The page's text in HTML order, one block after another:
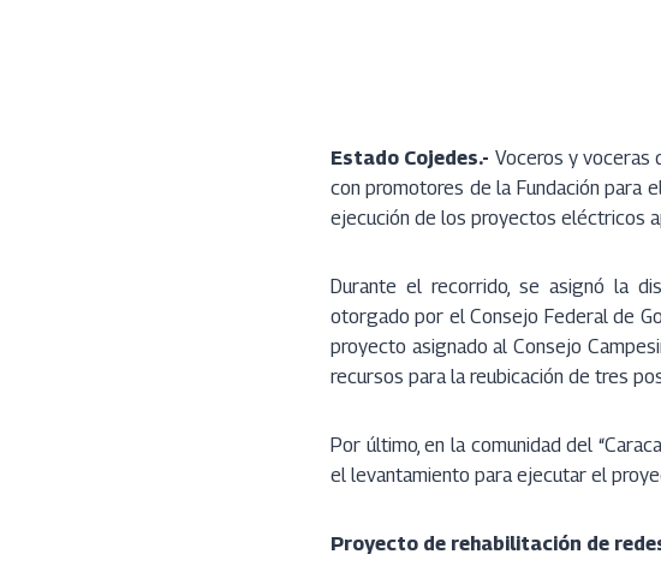
Estado Cojedes.- Voceros y voceras
con promotores de la Fundación para
ejecución de los proyectos eléctricos
Durante el recorrido, se asignó la
otorgado por el Consejo Federal de
proyecto asignado al Consejo
recursos para la reubicación de tres
Por último, en la comunidad del
el levantamiento para ejecutar el
Proyecto de rehabilitación de